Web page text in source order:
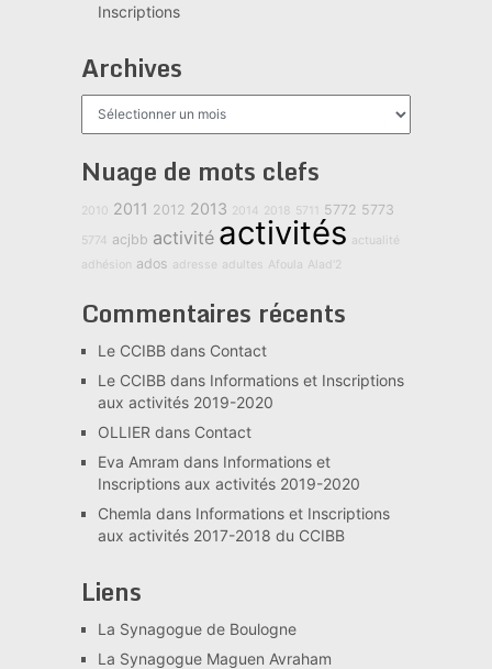
Inscriptions
Archives
Archives
Nuage de mots clefs
2010 2011 2012 2013 2014 2018 5711 5772 5773
5774 acjbb activité activités actualité
adhésion ados adresse adultes Afoula Alad'2
Commentaires récents
Le CCIBBdans Contact
Le CCIBBdans Informations et Inscriptions
aux activités 2019-2020
OLLIER dans Contact
Eva Amram dans Informations et
Inscriptions aux activités 2019-2020
Chemla dans Informations et Inscriptions
aux activités 2017-2018 du CCIBB
Liens
La Synagogue de Boulogne
La Synagogue Maguen Avraham